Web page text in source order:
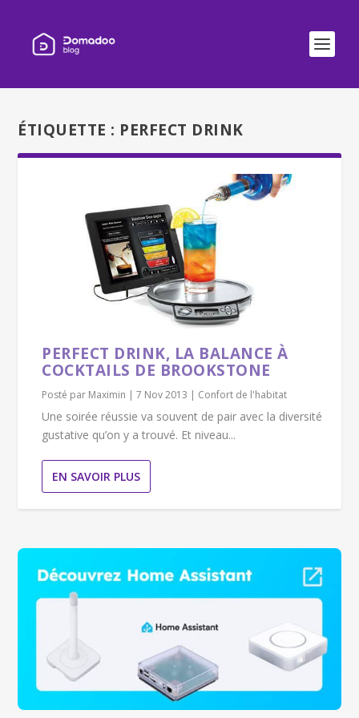
ÉTIQUETTE : PERFECT DRINK
PERFECT DRINK, LA BALANCE À
COCKTAILS DE BROOKSTONE
Posté par Maximin |7 Nov 2013 | Confort de l'habitat
Une soirée réussie va souvent de pair avec la diversité
gustative qu’on y a trouvé. Et niveau...
EN SAVOIR PLUS